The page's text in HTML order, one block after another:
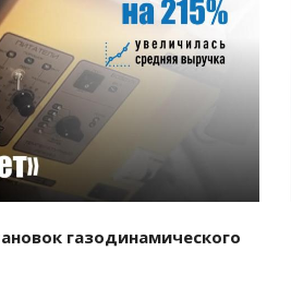
проект
газодинамического